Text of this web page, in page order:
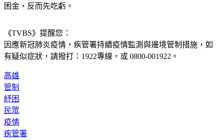
困金，反而先吃虧。
《TVBS》提醒您：
因應新冠肺炎疫情，疾管署持續疫情監測與邊境管制措施， 如
有疑似症狀，請撥打：1922專線，或 0800-001922。
高雄
管制
紓困
民眾
疫情
疾管署